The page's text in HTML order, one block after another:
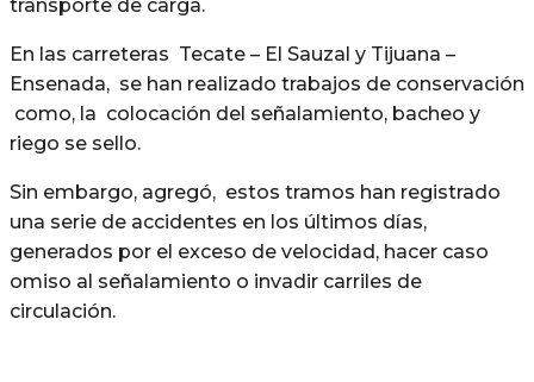
transporte de carga.
En las carreteras Tecate – El Sauzal y Tijuana –
Ensenada, se han realizado trabajos de conservación
como, la colocación del señalamiento, bacheo y
riego se sello.
Sin embargo, agregó, estos tramos han registrado
una serie de accidentes en los últimos días,
generados por el exceso de velocidad, hacer caso
omiso al señalamiento o invadir carriles de
circulación.